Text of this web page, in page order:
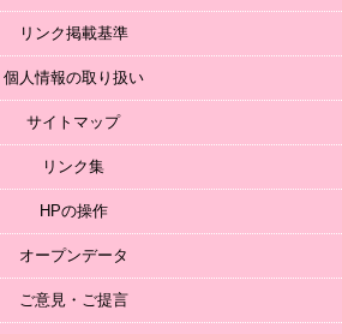
リンク掲載基準
個人情報の取り扱い
サイトマップ
リンク集
HPの操作
オープンデータ
ご意見・ご提言